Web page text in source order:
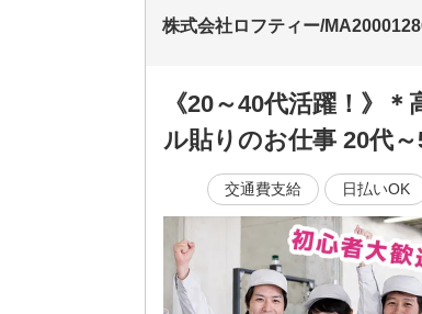
株式会社ロフティー/
《20～40代活躍！》
ル貼りのお仕事 20代
交通費支給 日払いOK